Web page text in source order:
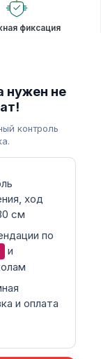
фиксация
нужен не
контроль
ход
см
по
и
и оплата